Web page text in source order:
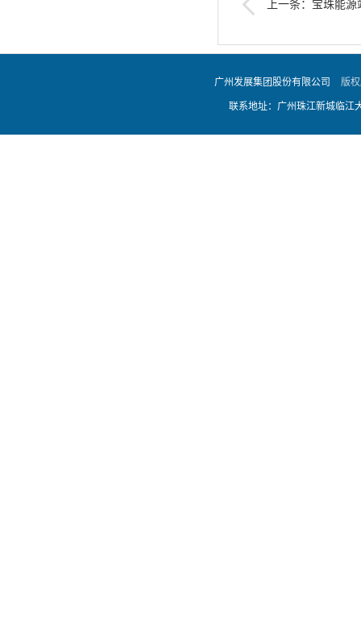
上一条：宝珠能
广州发展集团股份有限公司 版
联系地址：广州珠江新城临江